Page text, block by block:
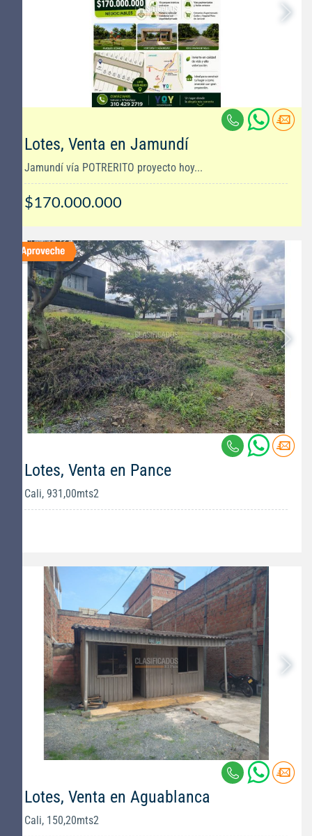
Lotes, Venta en Jamundí
Jamundí vía POTRERITO proyecto hoy...
$170.000.000
Lotes, Venta en Pance
Cali, 931,00mts2
Lotes, Venta en Aguablanca
Cali, 150,20mts2